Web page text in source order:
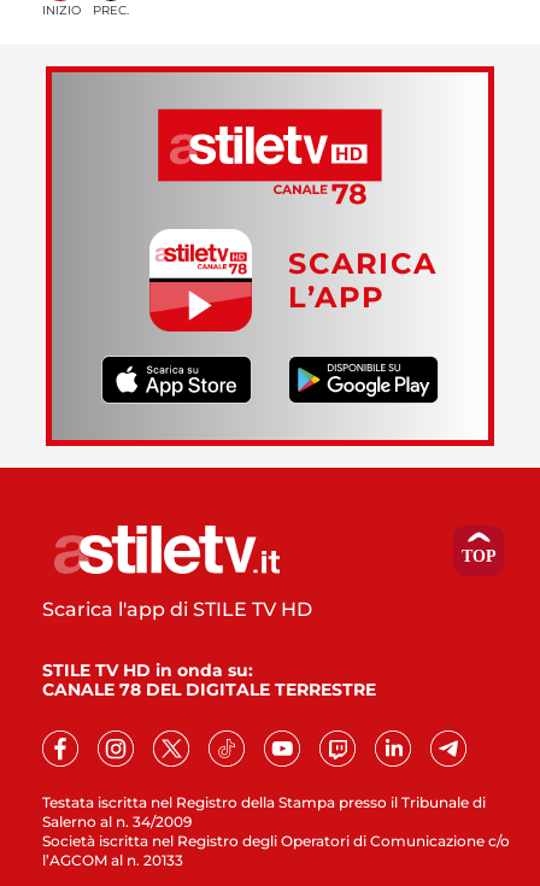
INIZIO PREC.
SCARICA
L’APP
Testata iscritta nel Registro della Stampa presso il Tribunale di
Salerno al n. 34/2009
Società iscritta nel Registro degli Operatori di Comunicazione c/o
l’AGCOM al n. 20133
Scarica l'app di STILE TV HD
STILE TV HD in onda su:
CANALE 78 DEL DIGITALE TERRESTRE